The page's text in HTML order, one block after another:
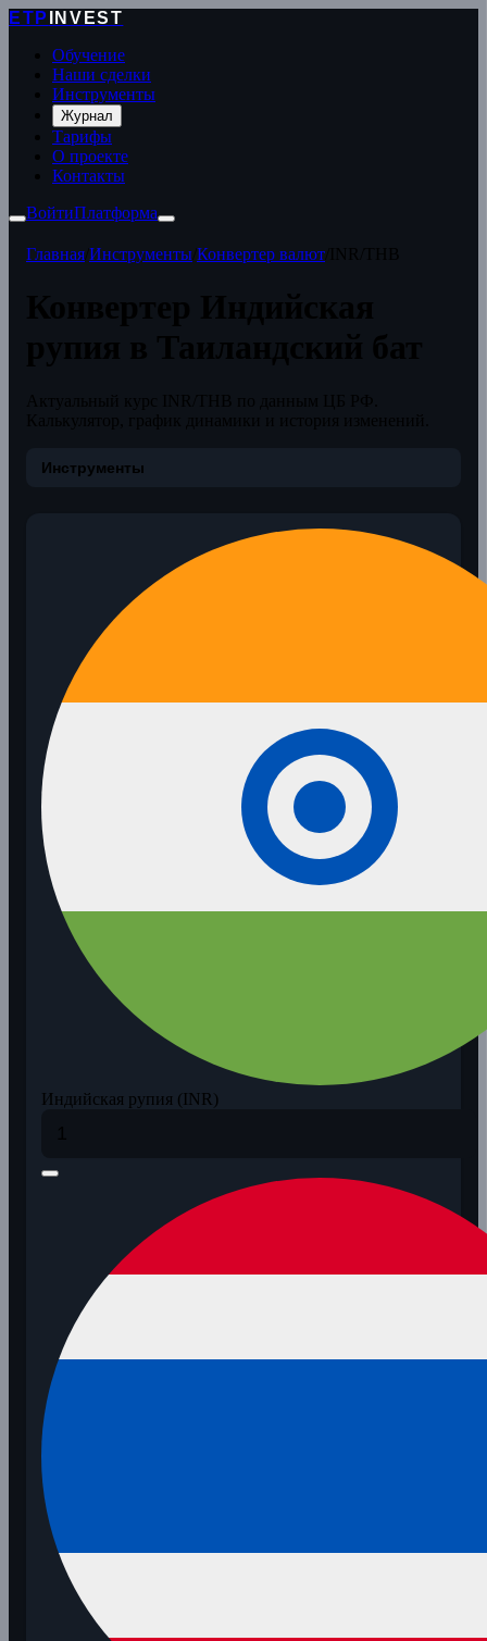
ETP
INVEST
Обучение
Наши сделки
Инструменты
Журнал
Тарифы
О проекте
Контакты
ВойтиПлатформа
Главная Инструменты Конвертер валют
Инструменты
Индийская рупия (INR)